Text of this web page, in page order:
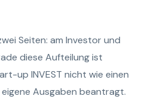
Seiten: am Investor und
diese Aufteilung ist
up INVEST nicht wie einen
Ausgaben beantragt.